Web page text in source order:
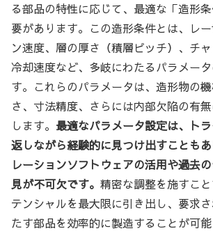
る部品の特性に応じて、最適な「造形
要があります。この造形条件とは、レ
ン速度、層の厚さ（積層ピッチ）、チャ
冷却速度など、多岐にわたるパラメー
す。これらのパラメータは、造形物の
さ、寸法精度、さらには内部欠陥の有
します。 最適なパラメータ設定は、ト
返しながら経験的に見つけ出すことも
レーションソフトウェアの活用や過去
見が不可欠です。 精密な調整を施すこ
テンシャルを最大限に引き出し、要求
たす部品を効率的に製造することが可能